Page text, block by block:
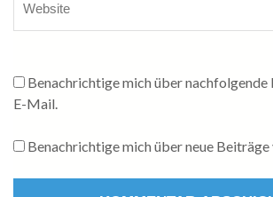
Benachrichtige mich über nachfolgende
E-Mail.
Benachrichtige mich über neue